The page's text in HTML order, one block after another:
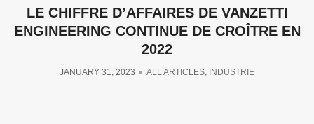
LE CHIFFRE D’AFFAIRES DE VANZETTI
ENGINEERING CONTINUE DE CROÎTRE EN
2022
JANUARY 31, 2023 ALL ARTICLES, INDUSTRIE